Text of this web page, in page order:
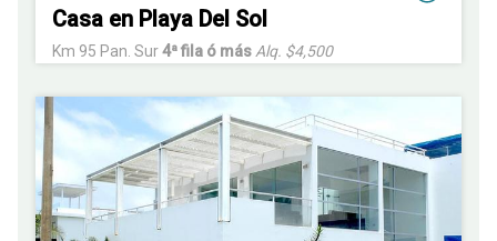
Casa en Playa Del Sol
Km 95 Pan. Sur4ª fila ó más Alq. $4,500